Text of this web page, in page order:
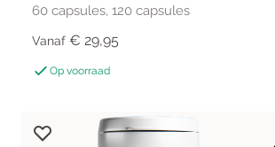
60 capsules, 120 capsules
Vanaf € 29,95
Op voorraad